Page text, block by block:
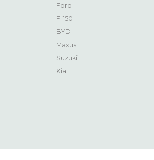
Ford
F-150
BYD
Maxus
Suzuki
Kia